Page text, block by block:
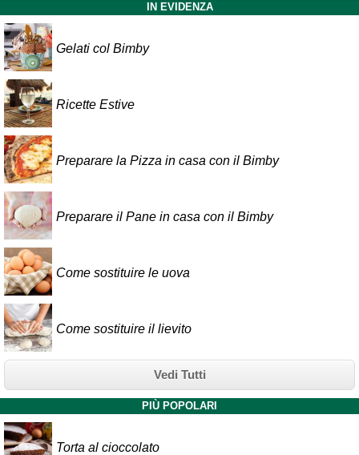
IN EVIDENZA
Gelati col Bimby
Ricette Estive
Preparare la Pizza in casa con il Bimby
Preparare il Pane in casa con il Bimby
Come sostituire le uova
Come sostituire il lievito
Vedi Tutti
PIÙ POPOLARI
Torta al cioccolato